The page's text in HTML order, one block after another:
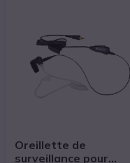
Oreillette de
surveillance pour